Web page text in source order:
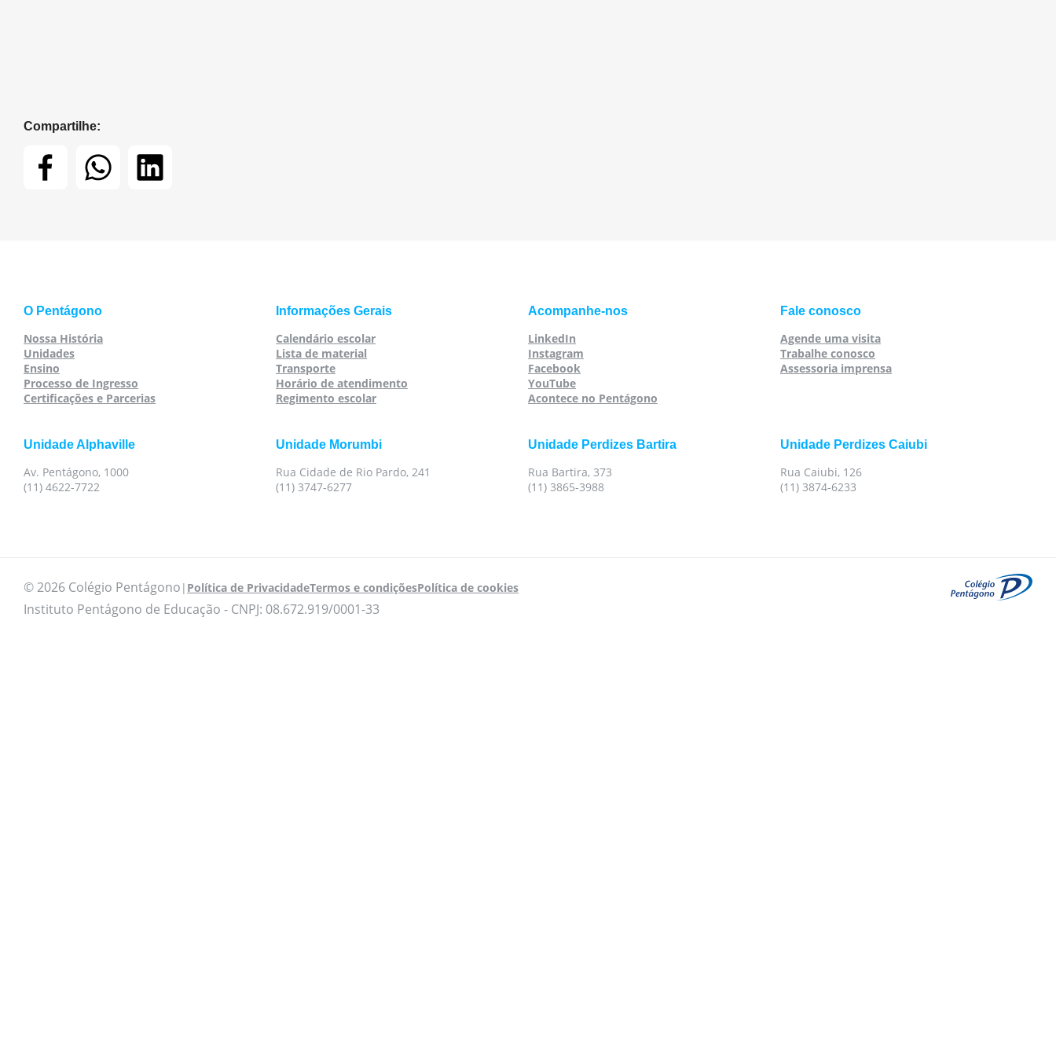
Compartilhe:
O Pentágono
Nossa História
Unidades
Ensino
Processo de Ingresso
Certificações e Parcerias
Informações Gerais
Calendário escolar
Lista de material
Transporte
Horário de atendimento
Regimento escolar
Acompanhe-nos
LinkedIn
Instagram
Facebook
YouTube
Acontece no Pentágono
Fale conosco
Agende uma visita
Trabalhe conosco
Assessoria imprensa
Unidade Alphaville
Av. Pentágono, 1000
(11) 4622-7722
Unidade Morumbi
Rua Cidade de Rio Pardo, 241
(11) 3747-6277
Unidade Perdizes Bartira
Rua Bartira, 373
(11) 3865-3988
Unidade Perdizes Caiubi
Rua Caiubi, 126
(11) 3874-6233
© 2026 Colégio Pentágono | Política de PrivacidadeTermos e condiçõesPolítica de cookies
Instituto Pentágono de Educação - CNPJ: 08.672.919/0001-33